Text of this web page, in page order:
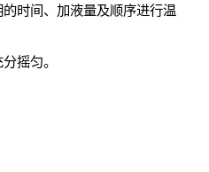
时间、加液量及顺序进行温
摇匀。